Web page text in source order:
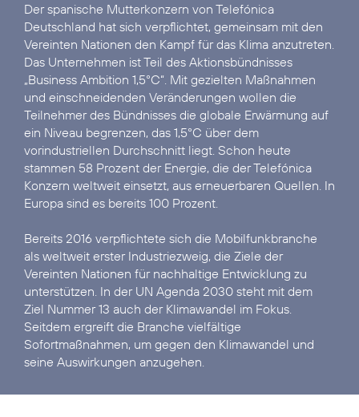
Der spanische Mutterkonzern von Telefónica
Deutschland hat sich verpflichtet, gemeinsam mit den
Vereinten Nationen den Kampf für das Klima anzutreten.
Das Unternehmen ist Teil des Aktionsbündnisses
„Business Ambition 1,5°C“. Mit gezielten Maßnahmen
und einschneidenden Veränderungen wollen die
Teilnehmer des Bündnisses die globale Erwärmung auf
ein Niveau begrenzen, das 1,5°C über dem
vorindustriellen Durchschnitt liegt. Schon heute
stammen 58 Prozent der Energie, die der Telefónica
Konzern weltweit einsetzt, aus erneuerbaren Quellen. In
Europa sind es bereits 100 Prozent.
Bereits 2016 verpflichtete sich die Mobilfunkbranche
als weltweit erster Industriezweig, die Ziele der
Vereinten Nationen für nachhaltige Entwicklung zu
unterstützen. In der UN Agenda 2030 steht mit dem
Ziel Nummer 13 auch der Klimawandel im Fokus.
Seitdem ergreift die Branche vielfältige
Sofortmaßnahmen, um gegen den Klimawandel und